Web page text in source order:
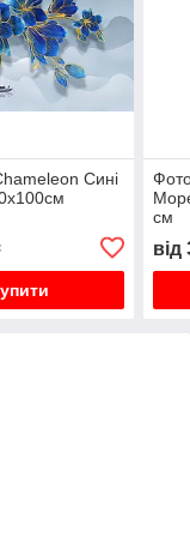
Сині
см
від